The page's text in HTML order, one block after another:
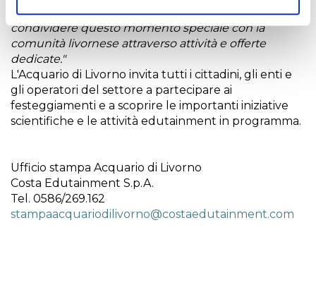
di questo impegno e siamo felici di poter
condividere questo momento speciale con la
comunità livornese attraverso attività e offerte
dedicate."
L'Acquario di Livorno invita tutti i cittadini, gli enti e
gli operatori del settore a partecipare ai
festeggiamenti e a scoprire le importanti iniziative
scientifiche e le attività edutainment in programma.
Ufficio stampa Acquario di Livorno
Costa Edutainment S.p.A.
Tel. 0586/269.162
stampaacquariodilivorno@costaedutainment.com